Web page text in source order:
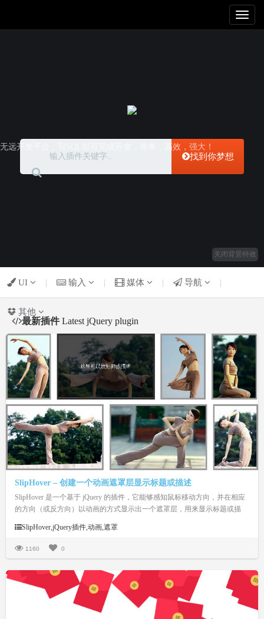
Toggle
无远开发平台，写SQL即可完成开发，简单，高效，强大！
找到你梦想
关闭背景特效
UI | 输入 | 媒体 | 导航 |
其他
最新插件 Latest jQuery plugin
SlipHover – 创建一个动画遮罩层显示标题或描述
SlipHover 是一个基于 jQuery 的插件，它能够感知鼠标移动方向，并在相应
的方向（或反方向）以动画的方式显示出一个遮罩层，用来显示标题或描
高度、动画时间、字体颜色、背景颜色、文字排版等等。合理的搭配，相信
能让你的幻灯片或相册更加的上档次。
SlipHover,jQuery插件,动画,遮罩
1160 0